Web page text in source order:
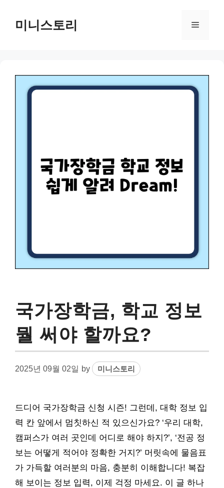
content미니스토리 Menu
국가장학금, 학교 정보
뭘 써야 할까요?
2025년 09월 02일 by 미니스토리
드디어 국가장학금 신청 시즌! 그런데, 대학 정보 입
력 칸 앞에서 멈칫하신 적 있으신가요? ‘우리 대학,
캠퍼스가 여러 곳인데 어디로 해야 하지?’, ‘전공 정
보는 어떻게 적어야 정확한 거지?’ 머릿속에 물음표
가 가득할 여러분의 마음, 충분히 이해합니다! 복잡
해 보이는 정보 입력, 이제 걱정 마세요. 이 글 하나